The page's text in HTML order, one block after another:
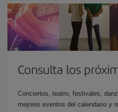
Consulta los
Conciertos, teatro, festivales,
mejores eventos del calendario y